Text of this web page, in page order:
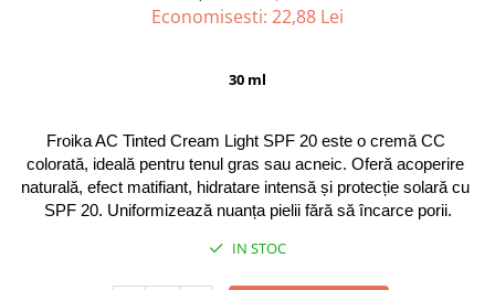
Economisesti: 22,88 Lei
30 ml
Froika AC Tinted Cream Light SPF 20 este o cremă CC
colorată, ideală pentru tenul gras sau acneic. Oferă acoperire
naturală, efect matifiant, hidratare intensă și protecție solară cu
SPF 20. Uniformizează nuanța pielii fără să încarce porii.
IN STOC